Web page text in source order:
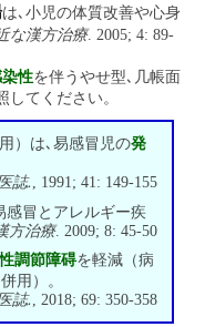
は､小児の体質改善や心身
な漢方治療. 2005; 4: 89-
性を伴うやせ型､几帳面
してください。
）は､易感冒児の発
誌., 1991; 41: 149-155
感冒とアレルギー疾
方治療. 2009; 8: 45-50
調節障碍を軽減（病
用）。
誌. , 2018; 69: 350-358